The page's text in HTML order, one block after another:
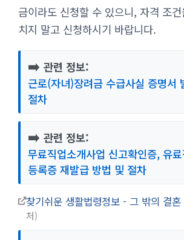
금이라도 신청할 수 있으니, 자격 조
치지 말고 신청하시기 바랍니다.
➡️ 관련 정보:
근로(자녀)장려금 수급사실 증명서
절차
➡️ 관련 정보:
무료직업소개사업 신고확인증, 유
등록증 재발급 방법 및 절차
찾기쉬운 생활법령정보 - 그 밖의 결혼
처